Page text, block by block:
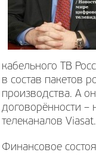
кабельного ТВ
в состав пакетов
производства. А
договорённости –
телеканалов Viasat.
Финансовое